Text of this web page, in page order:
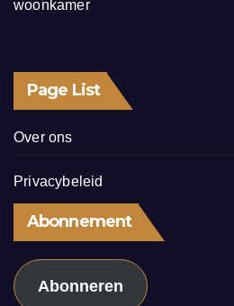
woonkamer
Page List
Over ons
Privacybeleid
Abonnement
Abonneren